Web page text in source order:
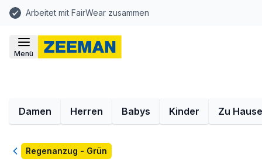
Arbeitet mit FairWear zusammen
Menü
Damen Herren Babys Kinder Zu Hause
ZurückRegenanzug - Grün